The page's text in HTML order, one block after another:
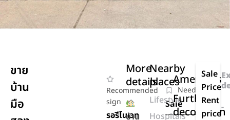
ขาย
บ้าน
มือ
Recommended
sign
รอรีโนเวท
Need
Sale
More
details
บ้าน
Nearby
places
Lifestyle
Hospitals
Amenities
Further
decoration
Sale
Price
Rent
price
-